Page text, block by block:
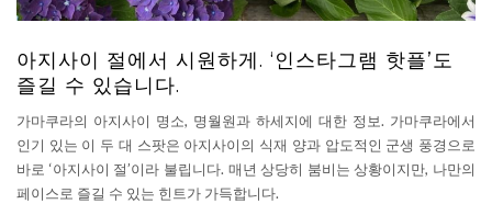
아지사이 절에서 시원하게. ‘인스타그램 핫플’도
즐길 수 있습니다.
가마쿠라의 아지사이 명소, 명월원과 하세지에 대한 정보. 가마쿠라에서
인기 있는 이 두 대 스팟은 아지사이의 식재 양과 압도적인 군생 풍경으로
바로 ‘아지사이 절’이라 불립니다. 매년 상당히 붐비는 상황이지만, 나만의
페이스로 즐길 수 있는 힌트가 가득합니다.